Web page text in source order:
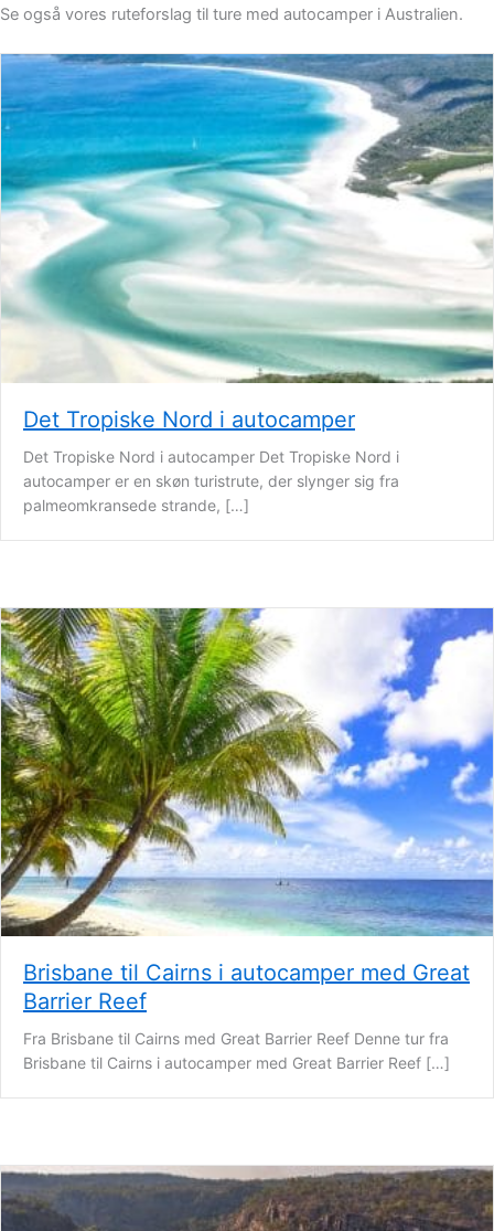
Se også vores ruteforslag til ture med autocamper i Australien.
Det Tropiske Nord i autocamper
Det Tropiske Nord i autocamper Det Tropiske Nord i
autocamper er en skøn turistrute, der slynger sig fra
palmeomkransede strande, […]
Brisbane til Cairns i autocamper med Great
Barrier Reef
Fra Brisbane til Cairns med Great Barrier Reef Denne tur fra
Brisbane til Cairns i autocamper med Great Barrier Reef […]